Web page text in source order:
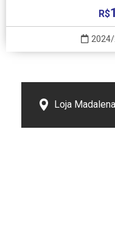
R$
Loja